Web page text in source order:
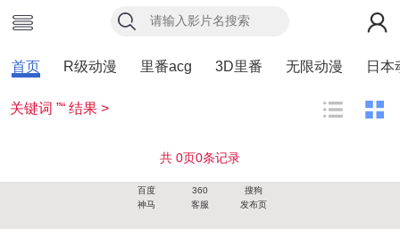
首页 R级动漫 里番acg 3D里番 无限动漫 日本
关键词 ”“ 结果 >
共 0页0条记录
百度 360
搜狗
神马
客服 发布页